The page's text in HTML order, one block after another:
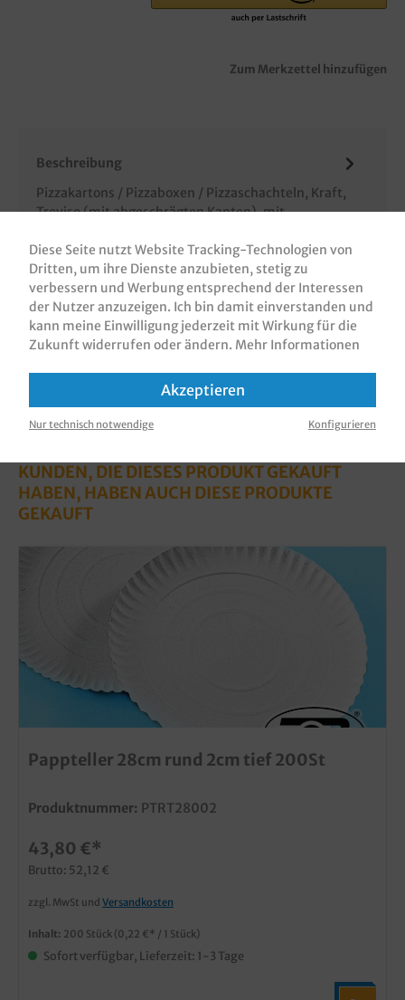
Zum Merkzettel hinzufügen
Beschreibung
Pizzakartons / Pizzaboxen / Pizzaschachteln, Kraft,
Treviso (mit abgeschrägten Kanten), mit
Bewertungen
Informationen zur Produktsicherheit
KUNDEN, DIE DIESES PRODUKT GEKAUFT
HABEN, HABEN AUCH DIESE PRODUKTE
GEKAUFT
Pappteller 28cm rund 2cm tief 200St
Produktnummer: PTRT28002
43,80 €*
Brutto: 52,12 €
zzgl. MwSt und Versandkosten
Inhalt: 200 Stück (0,22 €* / 1 Stück)
Sofort verfügbar, Lieferzeit: 1-3 Tage
Diese Seite nutzt Website Tracking-Technologien von
Dritten, um ihre Dienste anzubieten, stetig zu
verbessern und Werbung entsprechend der Interessen
der Nutzer anzuzeigen. Ich bin damit einverstanden und
kann meine Einwilligung jederzeit mit Wirkung für die
Zukunft widerrufen oder ändern. Mehr Informationen
Akzeptieren
Nur technisch notwendige Konfigurieren